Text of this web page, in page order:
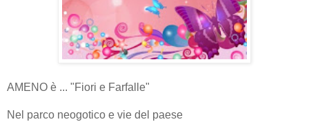
AMENO è ... "Fiori e Farfalle"
Nel parco neogotico e vie del paese